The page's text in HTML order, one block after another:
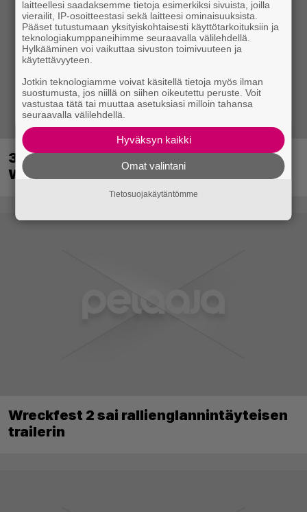
30-vuotias Quake sai uuden episodin
Wolfenstein-kehittäjiltä
Wreckfest 2 sai rallienglannintäyteisen
trailerin
laitteellesi saadaksemme tietoja esimerkiksi sivuista, joilla
vierailit, IP-osoitteestasi sekä laitteesi ominaisuuksista.
Pääset tutustumaan yksityiskohtaisesti käyttötarkoituksiin ja
teknologiakumppaneihimme seuraavalla välilehdellä.
Hylkääminen voi vaikuttaa sivuston toimivuuteen ja
käytettävyyteen.
Jotkin teknologiamme voivat käsitellä tietoja myös ilman
suostumusta, jos niillä on siihen oikeutettu peruste. Voit
vastustaa tätä tai muuttaa asetuksiasi milloin tahansa
seuraavalla välilehdellä.
Hyväksyn kaikki
Omat valintani
Tietosuojakäytäntömme